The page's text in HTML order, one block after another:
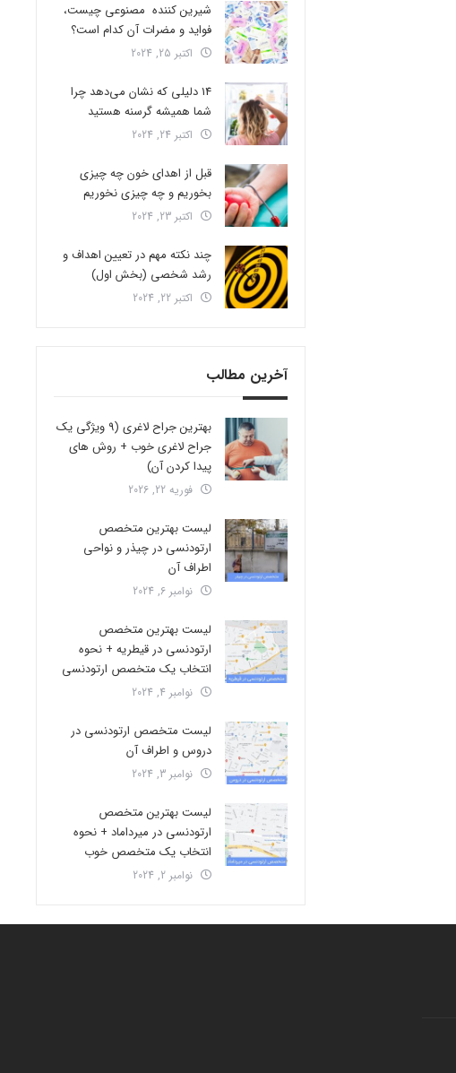
شیرین کننده مصنوعی چیست،
فواید و مضرات آن کدام است؟
اکتبر 25, 2024
14 دلیلی که نشان می‌دهد چرا
شما همیشه گرسنه هستید
اکتبر 24, 2024
قبل از اهدای خون چه چیزی
بخوریم و چه چیزی نخوریم
اکتبر 23, 2024
چند نکته مهم در تعیین اهداف و
رشد شخصی (بخش اول)
اکتبر 22, 2024
آخرین مطالب
بهترین جراح لاغری (9 ویژگی یک
جراح لاغری خوب + روش های
پیدا کردن آن)
فوریه 22, 2026
لیست بهترین متخصص
ارتودنسی در چیذر و نواحی
اطراف آن
نوامبر 6, 2024
لیست بهترین متخصص
ارتودنسی در قیطریه + نحوه
انتخاب یک متخصص ارتودنسی
نوامبر 4, 2024
لیست متخصص ارتودنسی در
دروس و اطراف آن
نوامبر 3, 2024
لیست بهترین متخصص
ارتودنسی در میرداماد + نحوه
انتخاب یک متخصص خوب
نوامبر 2, 2024